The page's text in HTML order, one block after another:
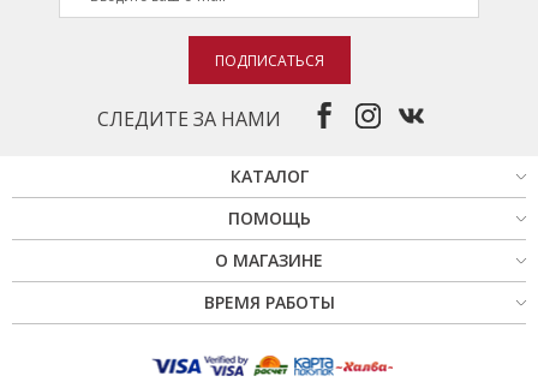
СЛЕДИТЕ ЗА НАМИ
ПОДПИСАТЬСЯ
КАТАЛОГ
ПОМОЩЬ
О МАГАЗИНЕ
ВРЕМЯ РАБОТЫ